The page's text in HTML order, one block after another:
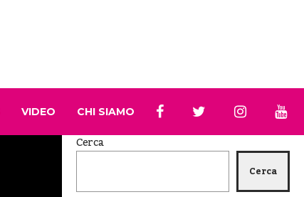
VIDEO CHI SIAMO
Cerca
Cerca